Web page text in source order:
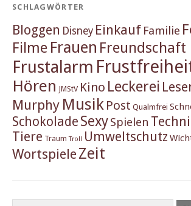
SCHLAGWÖRTER
Bloggen Disney Einkauf Familie
Filme Frauen Freundschaft
Frustalarm
Hören JMStV Kino Leckerei
Murphy Musik Post Qualmfrei
Schokolade SexySpielen
Tiere Traum Troll Umweltschutz
Wortspiele Zeit